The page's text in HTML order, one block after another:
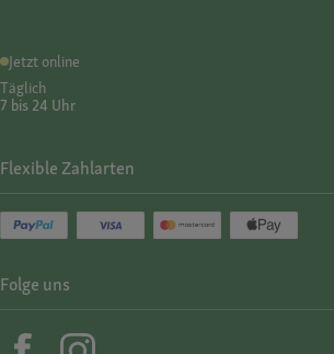
Jetzt online
Täglich
7 bis 24 Uhr
Flexible Zahlarten
Folge uns